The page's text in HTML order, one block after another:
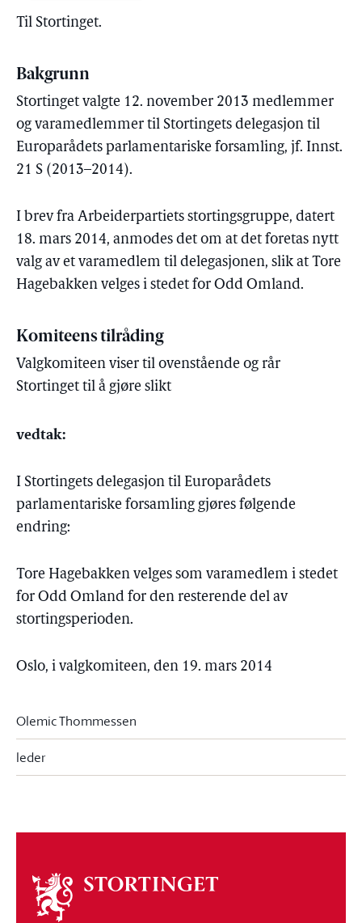
Til Stortinget.
Bakgrunn
Stortinget valgte 12. november 2013 medlemmer
og varamedlemmer til Stortingets delegasjon til
Europarådets parlamentariske forsamling, jf. Innst.
21 S (2013–2014).
I brev fra Arbeiderpartiets stortingsgruppe, datert
18. mars 2014, anmodes det om at det foretas nytt
valg av et varamedlem til delegasjonen, slik at Tore
Hagebakken velges i stedet for Odd Omland.
Komiteens tilråding
Valgkomiteen viser til ovenstående og rår
Stortinget til å gjøre slikt
vedtak:
I Stortingets delegasjon til Europarådets
parlamentariske forsamling gjøres følgende
endring:
Tore Hagebakken velges som varamedlem i stedet
for Odd Omland for den resterende del av
stortingsperioden.
Oslo, i valgkomiteen, den 19. mars 2014
Olemic Thommessen
leder
Om
stortinget